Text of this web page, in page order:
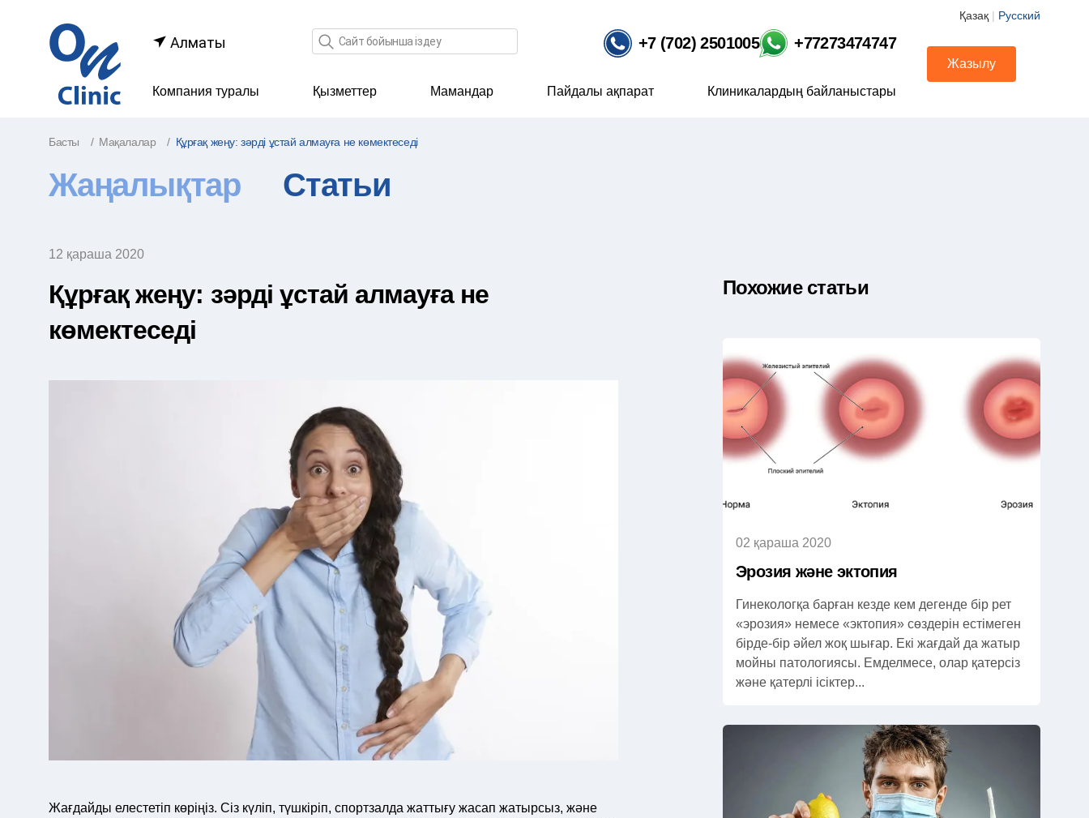
Қазақ | Русский
Алматы Іздеу өрісі +7 (702) 2501005 +77273474747
Компания туралы Қызметтер Мамандар Пайдалы ақпарат Клиникалардың байланыстары
Жазылу
Басты Мақалалар Құрғақ жеңу: зәрді ұстай алмауға не көмектеседі
Жаңалықтар Статьи
12 қараша 2020
Құрғақ жеңу: зәрді ұстай алмауға не
көмектеседі
Жағдайды елестетіп көріңіз. Сіз күліп, түшкіріп, спортзалда жаттығу жасап жатырсыз, және
Похожие статьи
02 қараша 2020
Эрозия және эктопия
Гинекологқа барған кезде кем дегенде бір рет
«эрозия» немесе «эктопия» сөздерін естімеген
бірде-бір әйел жоқ шығар. Екі жағдай да жатыр
мойны патологиясы. Емделмесе, олар қатерсіз
және қатерлі ісіктер...